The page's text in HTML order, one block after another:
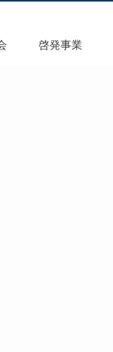
啓発事業